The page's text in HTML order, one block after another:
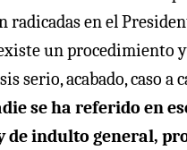
radicadas en el
un procedimiento
serio, acabado, caso a
se ha referido en
de indulto general,